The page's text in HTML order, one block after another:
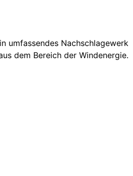
umfassendes Nachschlage­werk
dem Bereich der Wind­energie.